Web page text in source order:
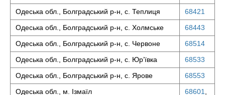
Одеська обл., Болградський р-н, с. Теплиця
68421
Одеська обл., Болградський р-н, с. Холмське
68443
Одеська обл., Болградський р-н, с. Червоне
68514
Одеська обл., Болградський р-н, с. Юр’ївка
68533
Одеська обл., Болградський р-н, с. Ярове
68553
Одеська обл., м. Ізмаїл
68601